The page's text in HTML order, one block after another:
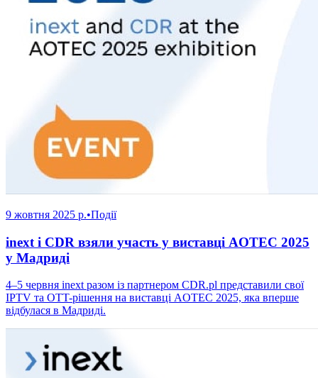
9 жовтня 2025 р.•Події
inext і CDR взяли участь у виставці AOTEC 2025
у Мадриді
4–5 червня inext разом із партнером CDR.pl представили свої
IPTV та OTT-рішення на виставці AOTEC 2025, яка вперше
відбулася в Мадриді.